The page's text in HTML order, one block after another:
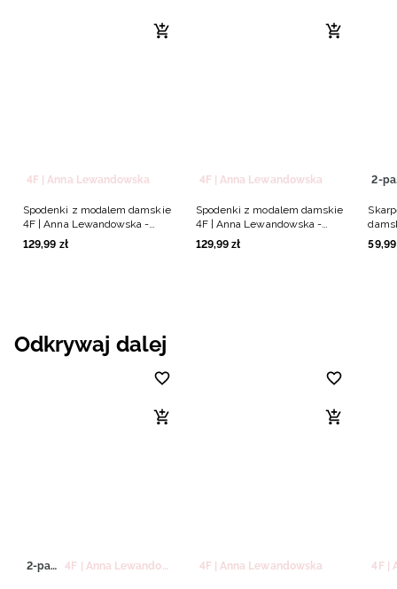
4F | Anna Lewandowska
Spodenki z modalem damskie
4F | Anna Lewandowska -
różowe
129,99 zł
4F | Anna Lewandowska
Spodenki z modalem damskie
4F | Anna Lewandowska -
brązowe
129,99 zł 59,99
Odkrywaj dalej
2-pack 4F | Anna Lewandowska 4F | Anna Lewandowska 4F |